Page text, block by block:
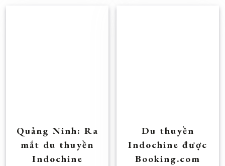
Quảng Ninh: Ra
mắt du thuyền
Indochine
Du thuyền
Indochine được
Booking.com